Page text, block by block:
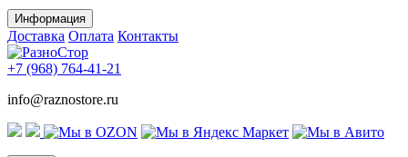
Информация
Доставка Оплата Контакты
+7 (968) 764-41-21
info@raznostore.ru